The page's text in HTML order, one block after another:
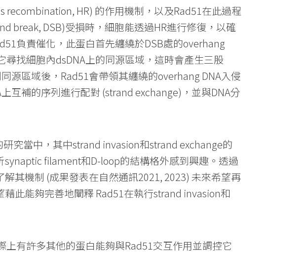
HR) 的作用機制，以及Rad51在此過程
break, DSB)受損時，細胞能透過HR進行修復，以確
負責催化，此蛋白首先纏繞於DSB處的overhang
找細胞內dsDNA上的同源區域，這時會產生三股
源區域後，Rad51會帶領其纏繞的overhang DNA入侵
互補的序列進行配對 (strand exchange)，並與DNA分
究當中，其中strand invasion和strand exchange的
filament和D-loop的結構格外感到興趣。透過
其機制 (成果發表在自然通訊2021, 2023) 未來希望再
此能夠完善地闡釋 Rad51在執行strand invasion和
有許多其他的蛋白能夠與Rad51交互作用並調控它